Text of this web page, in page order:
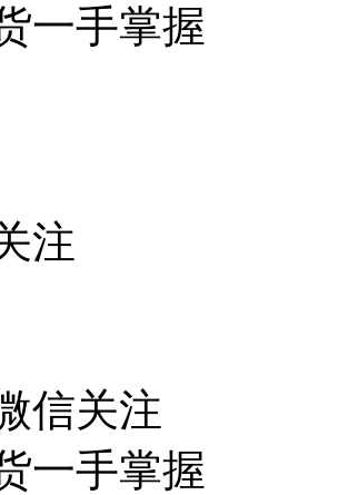
一手掌握
注
信关注
一手掌握